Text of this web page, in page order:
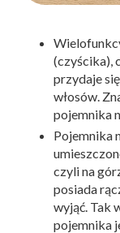
(czyścika),
przydaje
włosów.
pojemnika
Pojemnika
czyli na
posiada
wyjąć. Tak
pojemnika